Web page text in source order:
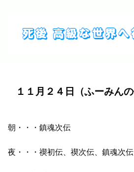
１１月２４日（ふーみんの
朝・・・鎮魂次伝
夜・・・禊初伝、禊次伝、鎮魂次伝